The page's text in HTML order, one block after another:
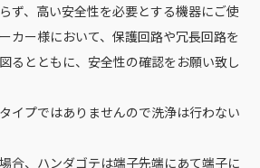
ず、高い安全性を必要とする機器にご使
カー様において、保護回路や冗長回路を
るとともに、安全性の確認をお願い致し
イプではありませんので洗浄は行わない
合、ハンダゴテは端子先端にあて端子に